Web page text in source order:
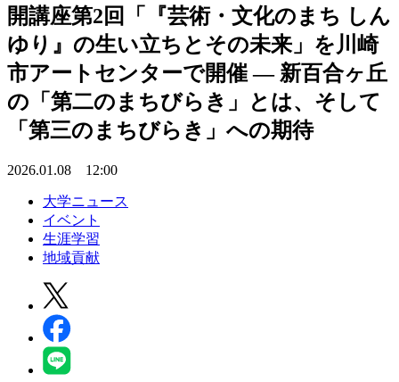
開講座第2回「『芸術・文化のまち しん
ゆり』の生い立ちとその未来」を川崎
市アートセンターで開催 ― 新百合ヶ丘
の「第二のまちびらき」とは、そして
「第三のまちびらき」への期待
2026.01.08 12:00
大学ニュース
イベント
生涯学習
地域貢献